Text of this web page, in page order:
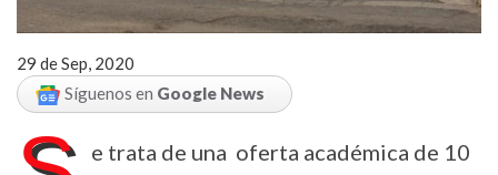
29 de Sep, 2020
Síguenos en Google News
e trata de una oferta académica de 10